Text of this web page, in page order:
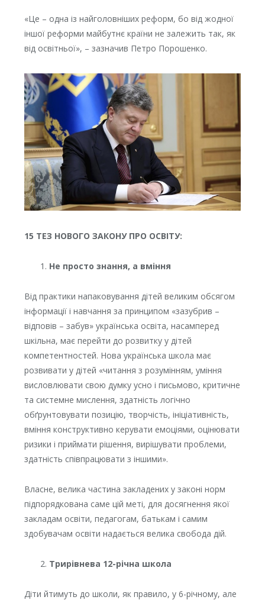
«Це – одна із найголовніших реформ, бо від жодної
іншої реформи майбутнє країни не залежить так, як
від освітньої», – зазначив Петро Порошенко.
15 ТЕЗ НОВОГО ЗАКОНУ ПРО ОСВІТУ:
Не просто знання, а вміння
Від практики напаковування дітей великим обсягом
інформації і навчання за принципом «зазубрив –
відповів – забув» українська освіта, насамперед
шкільна, має перейти до розвитку у дітей
компетентностей. Нова українська школа має
розвивати у дітей «читання з розумінням, уміння
висловлювати свою думку усно і письмово, критичне
та системне мислення, здатність логічно
обґрунтовувати позицію, творчість, ініціативність,
вміння конструктивно керувати емоціями, оцінювати
ризики і приймати рішення, вирішувати проблеми,
здатність співпрацювати з іншими».
Власне, велика частина закладених у законі норм
підпорядкована саме цій меті, для досягнення якої
закладам освіти, педагогам, батькам і самим
здобувачам освіти надається велика свобода дій.
Трирівнева 12-річна школа
Діти йтимуть до школи, як правило, у 6-річному, але